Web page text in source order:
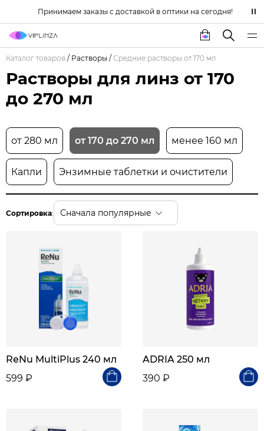
Принимаем заказы с доставкой в оптики на сегодня!
Каталог товаров / Растворы / Средние растворы от 170 мл
Растворы для линз от 170
до 270 мл
от 280 мл от 170 до 270 мл менее 160 мл
Капли Энзимные таблетки и очистители
Сортировка: Сначала популярные
ReNu MultiPlus 240 мл
599 ₽
ADRIA 250 мл
390 ₽